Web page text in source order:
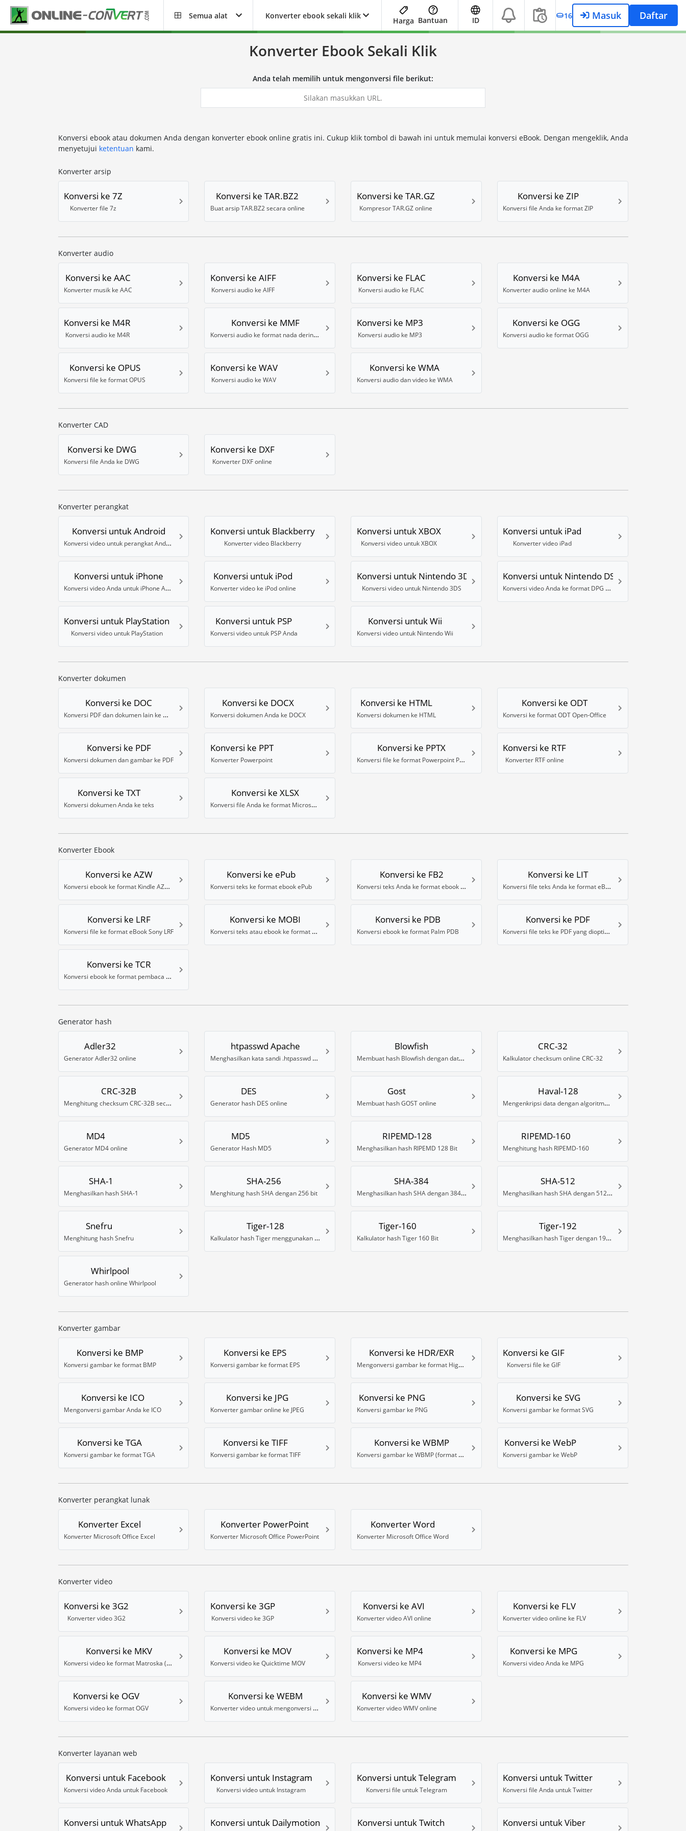
Semua alat Konverter ebook sekali klik
Harga Bantuan ID 16 Masuk Daftar
Konverter Ebook Sekali Klik
Anda telah memilih untuk mengonversi file berikut:
Konversi ebook atau dokumen Anda dengan konverter ebook online gratis ini. Cukup klik tombol di bawah ini untuk memulai konversi eBook. Dengan mengeklik, Anda
menyetujui ketentuan kami.
Konverter arsip
Konversi ke 7Z
Konverter file 7z
Konversi ke TAR.BZ2
Buat arsip TAR.BZ2 secara online
Konversi ke TAR.GZ
Kompresor TAR.GZ online
Konversi ke ZIP
Konversi file Anda ke format ZIP
Konverter audio
Konversi ke AAC
Konverter musik ke AAC
Konversi ke AIFF
Konversi audio ke AIFF
Konversi ke FLAC
Konversi audio ke FLAC
Konversi ke M4A
Konverter audio online ke M4A
Konversi ke M4R
Konversi audio ke M4R
Konversi ke MMF
Konversi audio ke format nada dering MMF
Konversi ke MP3
Konversi audio ke MP3
Konversi ke OGG
Konversi audio ke format OGG
Konversi ke OPUS
Konversi file ke format OPUS
Konversi ke WAV
Konversi audio ke WAV
Konversi ke WMA
Konversi audio dan video ke WMA
Konverter CAD
Konversi ke DWG
Konversi file Anda ke DWG
Konversi ke DXF
Konverter DXF online
Konverter perangkat
Konversi untuk Android
Konversi video untuk perangkat Android
Konversi untuk Blackberry
Konverter video Blackberry
Konversi untuk XBOX
Konversi video untuk XBOX
Konversi untuk iPad
Konverter video iPad
Konversi untuk iPhone
Konversi video Anda untuk iPhone Anda
Konversi untuk iPod
Konverter video ke iPod online
Konversi untuk Nintendo 3DS
Konversi video untuk Nintendo 3DS
Konversi untuk Nintendo DS
Konversi video Anda ke format DPG Nintendo DS
Konversi untuk PlayStation
Konversi video untuk PlayStation
Konversi untuk PSP
Konversi video untuk PSP Anda
Konversi untuk Wii
Konversi video untuk Nintendo Wii
Konverter dokumen
Konversi ke DOC
Konversi PDF dan dokumen lain ke Word
Konversi ke DOCX
Konversi dokumen Anda ke DOCX
Konversi ke HTML
Konversi dokumen ke HTML
Konversi ke ODT
Konversi ke format ODT Open-Office
Konversi ke PDF
Konversi dokumen dan gambar ke PDF
Konversi ke PPT
Konverter Powerpoint
Konversi ke PPTX
Konversi file ke format Powerpoint PPTX
Konversi ke RTF
Konverter RTF online
Konversi ke TXT
Konversi dokumen Anda ke teks
Konversi ke XLSX
Konversi file Anda ke format Microsoft Excel XLSX
Konverter Ebook
Konversi ke AZW
Konversi ebook ke format Kindle AZW 3
Konversi ke ePub
Konversi teks ke format ebook ePub
Konversi ke FB2
Konversi teks Anda ke format ebook FB2
Konversi ke LIT
Konversi file teks Anda ke format eBook Microsoft LIT
Konversi ke LRF
Konversi file ke format eBook Sony LRF
Konversi ke MOBI
Konversi teks atau ebook ke format MOBI
Konversi ke PDB
Konversi ebook ke format Palm PDB
Konversi ke PDF
Konversi file teks ke PDF yang dioptimalkan untuk pembaca ebook
Konversi ke TCR
Konversi ebook ke format pembaca TCR
Generator hash
Adler32
Generator Adler32 online
htpasswd Apache
Menghasilkan kata sandi .htpasswd untuk Apache
Blowfish
Membuat hash Blowfish dengan data acak
CRC-32
Kalkulator checksum online CRC-32
CRC-32B
Menghitung checksum CRC-32B secara online
DES
Generator hash DES online
Gost
Membuat hash GOST online
Haval-128
Mengenkripsi data dengan algoritma hash Haval-128
MD4
Generator MD4 online
MD5
Generator Hash MD5
RIPEMD-128
Menghasilkan hash RIPEMD 128 Bit
RIPEMD-160
Menghitung hash RIPEMD-160
SHA-1
Menghasilkan hash SHA-1
SHA-256
Menghitung hash SHA dengan 256 bit
SHA-384
Menghasilkan hash SHA dengan 384 Bits
SHA-512
Menghasilkan hash SHA dengan 512 Bits
Snefru
Menghitung hash Snefru
Tiger-128
Kalkulator hash Tiger menggunakan 128 Bit
Tiger-160
Kalkulator hash Tiger 160 Bit
Tiger-192
Menghasilkan hash Tiger dengan 192 Bits
Whirlpool
Generator hash online Whirlpool
Konverter gambar
Konversi ke BMP
Konversi gambar ke format BMP
Konversi ke EPS
Konversi gambar ke format EPS
Konversi ke HDR/EXR
Mengonversi gambar ke format High dynamic-range (HDR) .EXR
Konversi ke GIF
Konversi file ke GIF
Konversi ke ICO
Mengonversi gambar Anda ke ICO
Konversi ke JPG
Konverter gambar online ke JPEG
Konversi ke PNG
Konversi gambar ke PNG
Konversi ke SVG
Konversi gambar ke format SVG
Konversi ke TGA
Konversi gambar ke format TGA
Konversi ke TIFF
Konversi gambar ke format TIFF
Konversi ke WBMP
Konversi gambar ke WBMP (format seluler)
Konversi ke WebP
Konversi gambar ke WebP
Konverter perangkat lunak
Konverter Excel
Konverter Microsoft Office Excel
Konverter PowerPoint
Konverter Microsoft Office PowerPoint
Konverter Word
Konverter Microsoft Office Word
Konverter video
Konversi ke 3G2
Konverter video 3G2
Konversi ke 3GP
Konversi video ke 3GP
Konversi ke AVI
Konverter video AVI online
Konversi ke FLV
Konverter video online ke FLV
Konversi ke MKV
Konversi video ke format Matroska (MKV)
Konversi ke MOV
Konversi video ke Quicktime MOV
Konversi ke MP4
Konversi video ke MP4
Konversi ke MPG
Konversi video Anda ke MPG
Konversi ke OGV
Konversi video ke format OGV
Konversi ke WEBM
Konverter video untuk mengonversi ke format WebM (VP8)
Konversi ke WMV
Konverter video WMV online
Konverter layanan web
Konversi untuk Facebook
Konversi video Anda untuk Facebook
Konversi untuk Instagram
Konversi video untuk Instagram
Konversi untuk Telegram
Konversi file untuk Telegram
Konversi untuk Twitter
Konversi file Anda untuk Twitter
Konversi untuk WhatsApp Konversi untuk Dailymotion Konversi untuk Twitch Konversi untuk Viber